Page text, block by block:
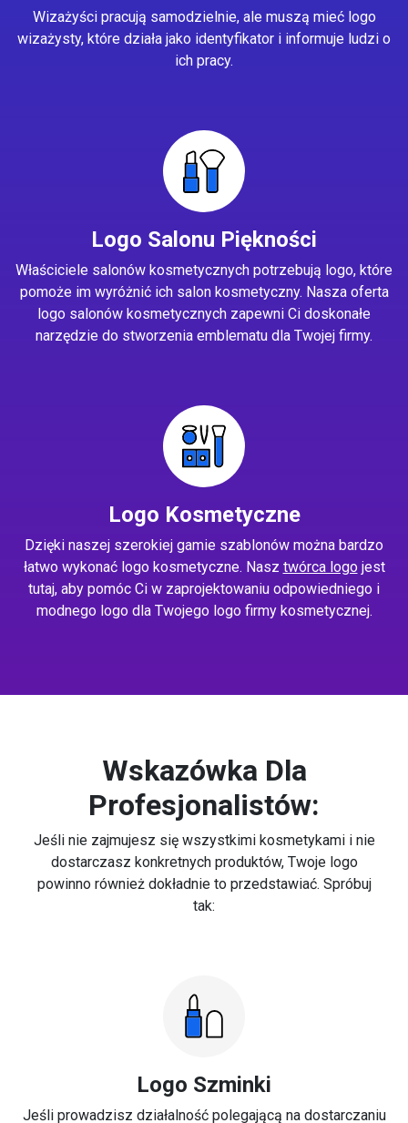
Wizażyści pracują samodzielnie, ale muszą mieć logo
wizażysty, które działa jako identyfikator i informuje ludzi o
ich pracy.
Logo Salonu Piękności
Właściciele salonów kosmetycznych potrzebują logo, które
pomoże im wyróżnić ich salon kosmetyczny. Nasza oferta
logo salonów kosmetycznych zapewni Ci doskonałe
narzędzie do stworzenia emblematu dla Twojej firmy.
Logo Kosmetyczne
Dzięki naszej szerokiej gamie szablonów można bardzo
łatwo wykonać logo kosmetyczne. Nasz twórca logojest
tutaj, aby pomóc Ci w zaprojektowaniu odpowiedniego i
modnego logo dla Twojego logo firmy kosmetycznej.
Wskazówka Dla
Profesjonalistów:
Jeśli nie zajmujesz się wszystkimi kosmetykami i nie
dostarczasz konkretnych produktów, Twoje logo
powinno również dokładnie to przedstawiać. Spróbuj
tak:
Logo Szminki
Jeśli prowadzisz działalność polegającą na dostarczaniu